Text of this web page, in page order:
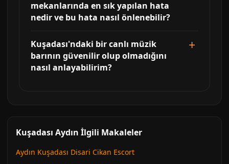
mekanlarında en sık yapılan hata
nedir ve bu hata nasıl önlenebilir?
Kuşadası'ndaki bir canlı müzik
barının güvenilir olup olmadığını
nasıl anlayabilirim?
Kuşadası Aydın İlgili Makaleler
Aydın Kuşadası Disari Cikan Escort